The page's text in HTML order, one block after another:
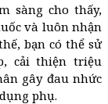
sàng cho thấy,
và luôn nhận
bạn có thể sử
cải thiện triệu
gây đau nhức
phụ.